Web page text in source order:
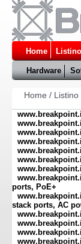
Home Listino
Hardware
Home / Listino
ports, PoE+
stack ports, AC